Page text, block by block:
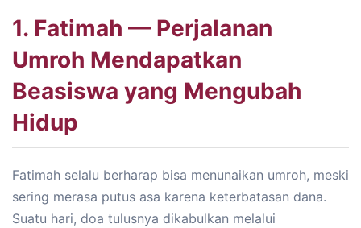
1. Fatimah — Perjalanan
Umroh Mendapatkan
Beasiswa yang Mengubah
Hidup
Fatimah selalu berharap bisa menunaikan umroh, meski
sering merasa putus asa karena keterbatasan dana.
Suatu hari, doa tulusnya dikabulkan melalui